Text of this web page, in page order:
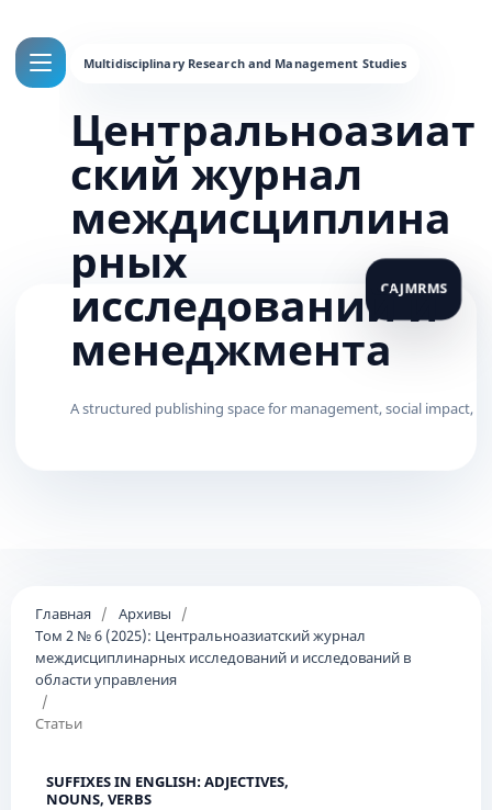
Центральноазиат
ский журнал
междисциплина
рных
исследований и
менеджмента
Главная / Архивы
/
Том 2 № 6 (2025): Центральноазиатский журнал
междисциплинарных исследований и исследований в
области управления
/
Статьи
SUFFIXES IN ENGLISH: ADJECTIVES,
NOUNS, VERBS